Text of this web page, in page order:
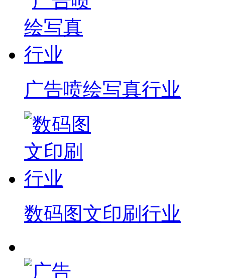
广告喷绘写真行业
数码图文印刷行业